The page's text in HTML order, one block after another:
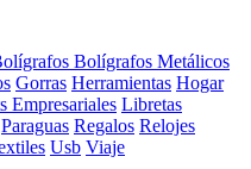
Bolígrafos Metálicos
Gorras Herramientas Hogar
Empresariales Libretas
Paraguas Regalos Relojes
Usb Viaje